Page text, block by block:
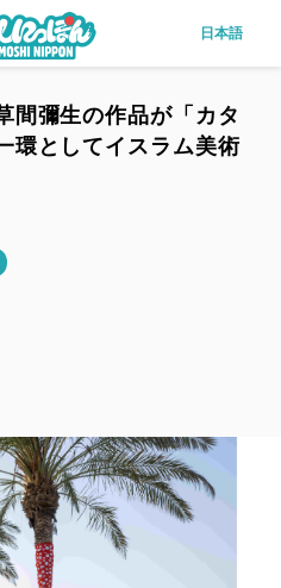
日本語
間彌生の作品が「カタ
環としてイスラム美術